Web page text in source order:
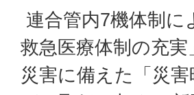
連合管内7機体制
救急医療体制の充
災害に備えた「災